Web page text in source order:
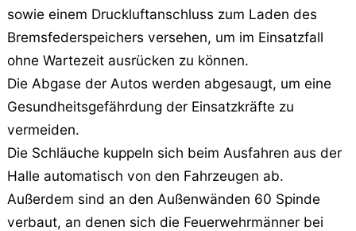
sowie einem Druckluftanschluss zum Laden des
Bremsfederspeichers versehen, um im Einsatzfall
ohne Wartezeit ausrücken zu können.
Die Abgase der Autos werden abgesaugt, um eine
Gesundheitsgefährdung der Einsatzkräfte zu
vermeiden.
Die Schläuche kuppeln sich beim Ausfahren aus der
Halle automatisch von den Fahrzeugen ab.
Außerdem sind an den Außenwänden 60 Spinde
verbaut, an denen sich die Feuerwehrmänner bei